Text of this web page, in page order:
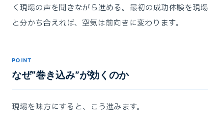
く現場の声を聞きながら進める。最初の成功体験を現場
と分かち合えれば、空気は前向きに変わります。
POINT
なぜ“巻き込み”が効くのか
現場を味方にすると、こう進みます。